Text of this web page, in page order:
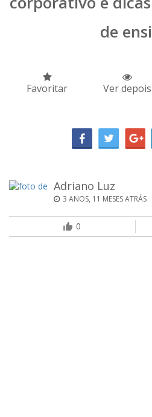
de
Favoritar Ver depois
Adriano Luz
3 ANOS, 11 MESES ATRÁS
0